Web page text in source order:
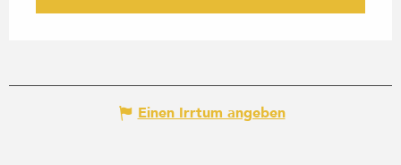
Einen Irrtum angeben